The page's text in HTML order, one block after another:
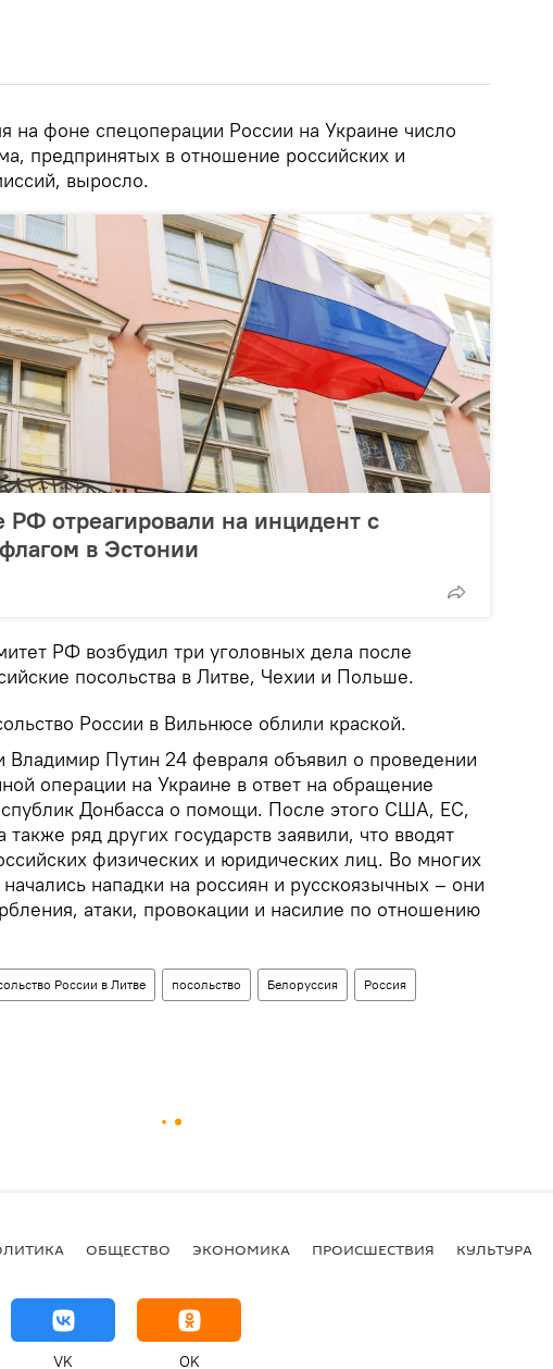
на фоне спецоперации России на Украине число
предпринятых в отношение российских и
выросло.
РФ отреагировали на инцидент с
в Эстонии
РФ возбудил три уголовных дела после
посольства в Литве, Чехии и Польше.
России в Вильнюсе облили краской.
Владимир Путин 24 февраля объявил о проведении
операции на Украине в ответ на обращение
Донбасса о помощи. После этого США, ЕС,
также ряд других государств заявили, что вводят
физических и юридических лиц. Во многих
нападки на россиян и русскоязычных – они
атаки, провокации и насилие по отношению
России в Литве посольство Белоруссия Россия
ОБЩЕСТВО ЭКОНОМИКА ПРОИСШЕСТВИЯ КУЛЬТУРА
VK OK